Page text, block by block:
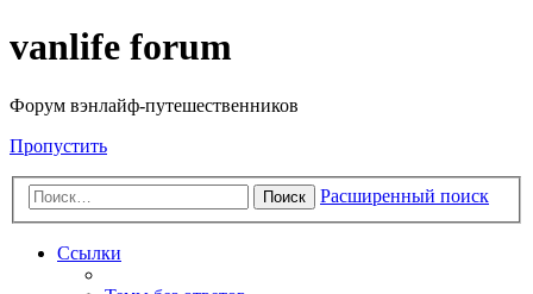
vanlife forum
Форум вэнлайф-путешественников
Пропустить
Поиск Расширенный поиск
Ссылки